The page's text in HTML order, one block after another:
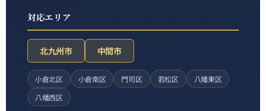
対応エリア
北九州市 中間市
小倉北区 小倉南区 門司区 若松区
八幡東区
八幡西区